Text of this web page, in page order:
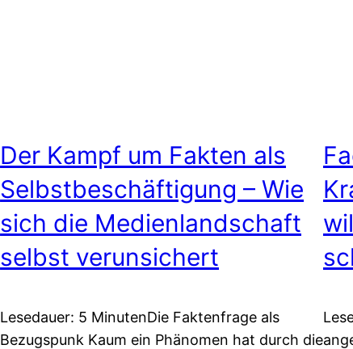
Der Kampf um Fakten als
Selbstbeschäftigung – Wie
sich die Medienlandschaft
selbst verunsichert
Lesedauer: 5 MinutenDie Faktenfrage als
Bezugspunk Kaum ein Phänomen hat durch die